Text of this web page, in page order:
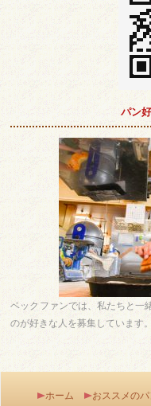
パン
ベックファンでは、私たちと一
のが好きな人を募集しています。
ホーム おススメのパ